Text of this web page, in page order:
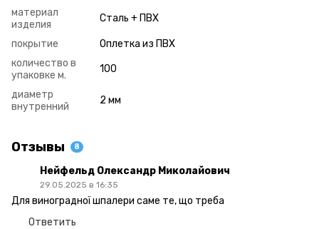
материал
изделия
Сталь + ПВХ
покрытие
Оплетка из ПВХ
количество в
упаковке м.
100
диаметр
внутренний
2 мм
Отзывы 8
Нейфельд Олександр Миколайович
29.05.2025 в 16:35
Для виноградної шпалери саме те, що треба
Ответить